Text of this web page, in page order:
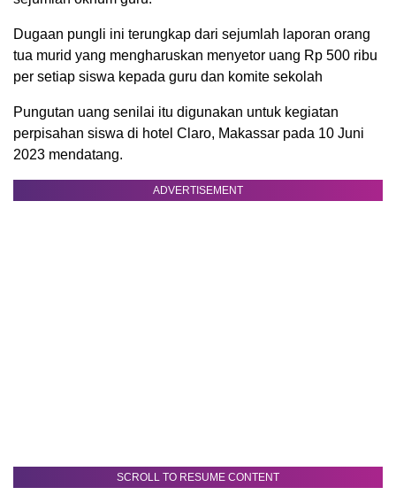
Dugaan pungli ini terungkap dari sejumlah laporan orang
tua murid yang mengharuskan menyetor uang Rp 500 ribu
per setiap siswa kepada guru dan komite sekolah
Pungutan uang senilai itu digunakan untuk kegiatan
perpisahan siswa di hotel Claro, Makassar pada 10 Juni
2023 mendatang.
ADVERTISEMENT
SCROLL TO RESUME CONTENT